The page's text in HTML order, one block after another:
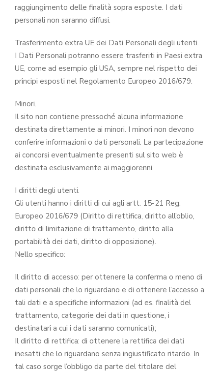
raggiungimento delle finalità sopra esposte. I dati
personali non saranno diffusi.
Trasferimento extra UE dei Dati Personali degli utenti.
I Dati Personali potranno essere trasferiti in Paesi extra
UE, come ad esempio gli USA, sempre nel rispetto dei
principi esposti nel Regolamento Europeo 2016/679.
Minori.
Il sito non contiene pressoché alcuna informazione
destinata direttamente ai minori. I minori non devono
conferire informazioni o dati personali. La partecipazione
ai concorsi eventualmente presenti sul sito web è
destinata esclusivamente ai maggiorenni.
I diritti degli utenti.
Gli utenti hanno i diritti di cui agli artt. 15-21 Reg.
Europeo 2016/679 (Diritto di rettifica, diritto all’oblio,
diritto di limitazione di trattamento, diritto alla
portabilità dei dati, diritto di opposizione).
Nello specifico:
Il diritto di accesso: per ottenere la conferma o meno di
dati personali che lo riguardano e di ottenere l’accesso a
tali dati e a specifiche informazioni (ad es. finalità del
trattamento, categorie dei dati in questione, i
destinatari a cui i dati saranno comunicati);
Il diritto di rettifica: di ottenere la rettifica dei dati
inesatti che lo riguardano senza ingiustificato ritardo. In
tal caso sorge l’obbligo da parte del titolare del